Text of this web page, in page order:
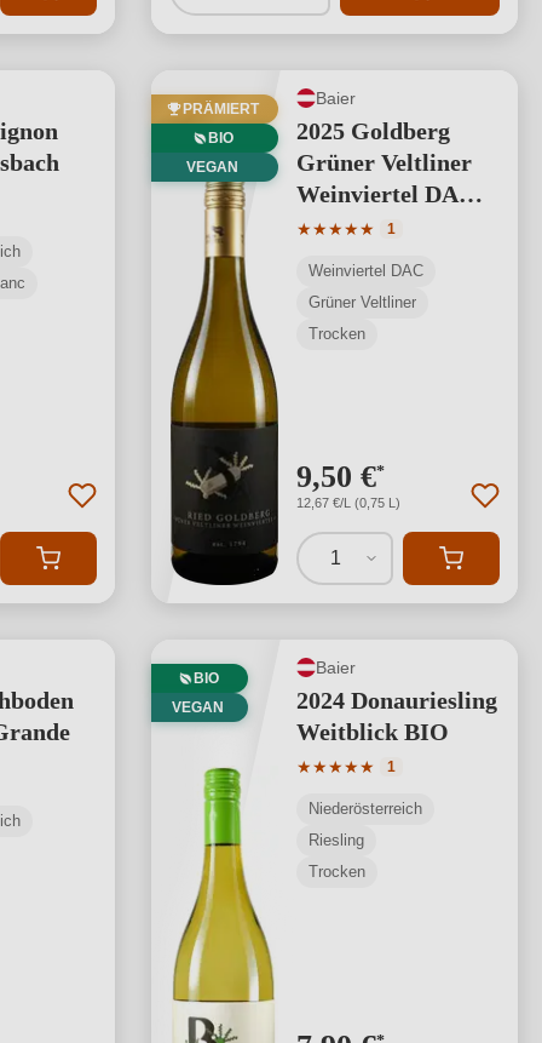
PRÄMIERT
BIO
VEGAN
Baier
2025 Goldberg
Grüner Veltliner
Weinviertel DAC
BIO
★★★★★
Durchschnittliche
1
Weinviertel DAC
Grüner Veltliner
Trocken
9,50 €*
12,67 €/L (0,75 L)
1
BIO
VEGAN
Baier
2024 Donauriesling
Weitblick BIO
★★★★★
Durchschnittliche
1
Niederösterreich
Riesling
Trocken